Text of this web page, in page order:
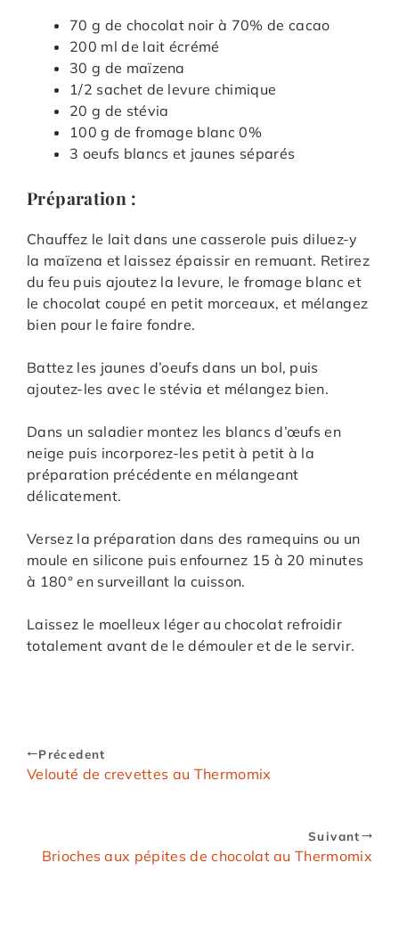
70 g de chocolat noir à 70% de cacao
200 ml de lait écrémé
30 g de maïzena
1/2 sachet de levure chimique
20 g de stévia
100 g de fromage blanc 0%
3 oeufs blancs et jaunes séparés
Préparation :
Chauffez le lait dans une casserole puis diluez-y
la maïzena et laissez épaissir en remuant. Retirez
du feu puis ajoutez la levure, le fromage blanc et
le chocolat coupé en petit morceaux, et mélangez
bien pour le faire fondre.
Battez les jaunes d’oeufs dans un bol, puis
ajoutez-les avec le stévia et mélangez bien.
Dans un saladier montez les blancs d’œufs en
neige puis incorporez-les petit à petit à la
préparation précédente en mélangeant
délicatement.
Versez la préparation dans des ramequins ou un
moule en silicone puis enfournez 15 à 20 minutes
à 180° en surveillant la cuisson.
Laissez le moelleux léger au chocolat refroidir
totalement avant de le démouler et de le servir.
Précedent
Velouté de crevettes au Thermomix
Suivant
Brioches aux pépites de chocolat au Thermomix